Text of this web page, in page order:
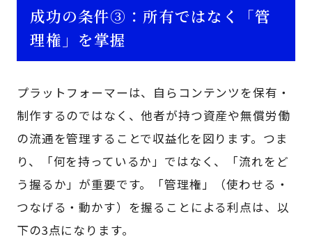
成功の条件③：所有ではなく「管
理権」を掌握
プラットフォーマーは、自らコンテンツを保有・
制作するのではなく、他者が持つ資産や無償労働
の流通を管理することで収益化を図ります。つま
り、「何を持っているか」ではなく、「流れをど
う握るか」が重要です。「管理権」（使わせる・
つなげる・動かす）を握ることによる利点は、以
下の3点になります。